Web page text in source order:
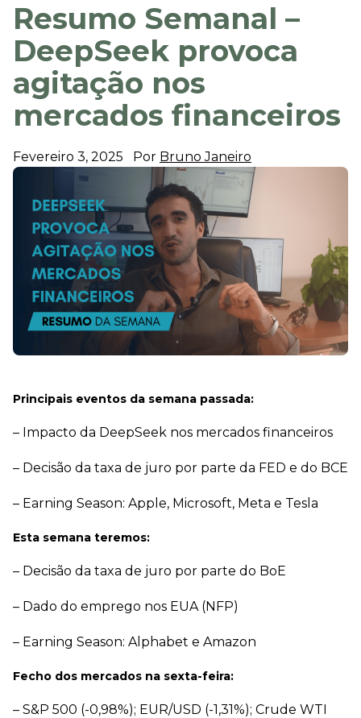
Resumo Semanal –
DeepSeek provoca
agitação nos
mercados financeiros
Fevereiro 3, 2025 Por Bruno Janeiro
Principais eventos da semana passada:
– Impacto da DeepSeek nos mercados financeiros
– Decisão da taxa de juro por parte da FED e do BCE
– Earning Season: Apple, Microsoft, Meta e Tesla
Esta semana teremos:
– Decisão da taxa de juro por parte do BoE
– Dado do emprego nos EUA (NFP)
– Earning Season: Alphabet e Amazon
Fecho dos mercados na sexta-feira:
– S&P 500 (-0,98%); EUR/USD (-1,31%); Crude WTI